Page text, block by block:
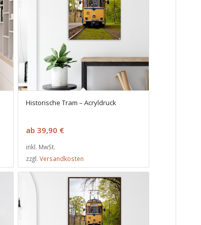
Historische Tram – Acryldruck
ab39,90 €
inkl. MwSt.
zzgl. Versandkosten